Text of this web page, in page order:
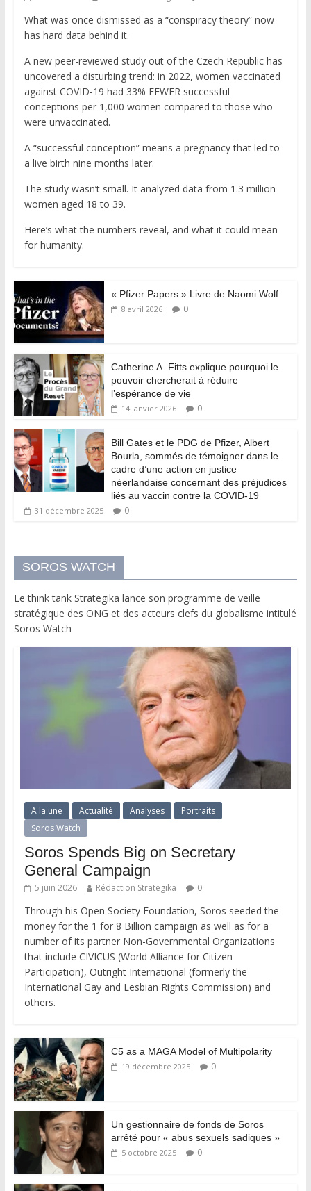
What was once dismissed as a “conspiracy theory” now
has hard data behind it.
A new peer-reviewed study out of the Czech Republic has
uncovered a disturbing trend: in 2022, women vaccinated
against COVID-19 had 33% FEWER successful
conceptions per 1,000 women compared to those who
were unvaccinated.
A “successful conception” means a pregnancy that led to
a live birth nine months later.
The study wasn’t small. It analyzed data from 1.3 million
women aged 18 to 39.
Here’s what the numbers reveal, and what it could mean
for humanity.
« Pfizer Papers » Livre de Naomi Wolf
8 avril 2026 0
Catherine A. Fitts explique pourquoi le
pouvoir chercherait à réduire
l’espérance de vie
14 janvier 2026 0
Bill Gates et le PDG de Pfizer, Albert
Bourla, sommés de témoigner dans le
cadre d’une action en justice
néerlandaise concernant des préjudices
liés au vaccin contre la COVID-19
31 décembre 2025 0
SOROS WATCH
Le think tank Strategika lance son programme de veille
stratégique des ONG et des acteurs clefs du globalisme intitulé
Soros Watch
A la une Actualité Analyses
Portraits
Soros Watch
Soros Spends Big on Secretary
General Campaign
5 juin 2026 Rédaction Strategika 0
Through his Open Society Foundation, Soros seeded the
money for the 1 for 8 Billion campaign as well as for a
number of its partner Non-Governmental Organizations
that include CIVICUS (World Alliance for Citizen
Participation), Outright International (formerly the
International Gay and Lesbian Rights Commission) and
others.
C5 as a MAGA Model of Multipolarity
19 décembre 2025 0
Un gestionnaire de fonds de Soros
arrêté pour « abus sexuels sadiques »
5 octobre 2025 0